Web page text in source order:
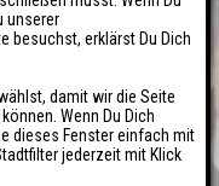
unserer
besuchst, erklärst Du Dich
damit wir die Seite
Wenn Du Dich
dieses Fenster einfach mit
jederzeit mit Klick